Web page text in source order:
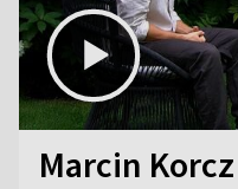
Marcin